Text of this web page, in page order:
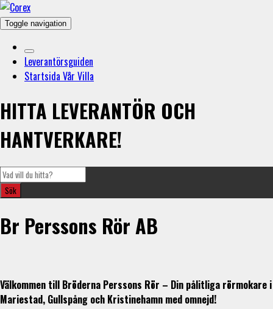
Toggle navigation
Leverantörsguiden
Startsida Vår Villa
HITTA LEVERANTÖR OCH
HANTVERKARE!
Br Perssons Rör AB
Välkommen till Bröderna Perssons Rör – Din pålitliga rörmokare i
Mariestad, Gullspång och Kristinehamn med omnejd!